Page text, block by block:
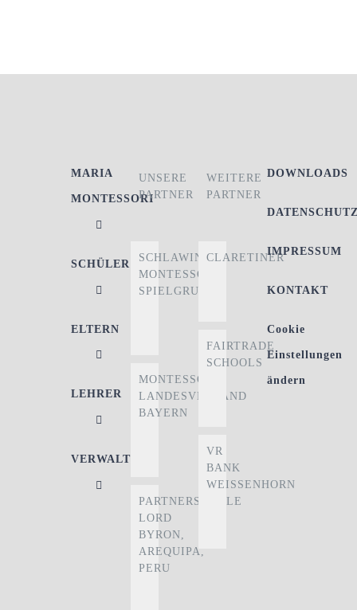
MARIA
MONTESSORI
SCHÜLER
ELTERN
LEHRER
VERWALTUNG
UNSERE
PARTNER
SCHLAWINER
MONTESSORI-
SPIELGRUPPE
MONTESSORI
LANDESVERBAND
BAYERN
PARTNERSCHULE
LORD
BYRON,
AREQUIPA,
PERU
WEITERE
PARTNER
CLARETINER
FAIRTRADE
SCHOOLS
VR
BANK
WEISSENHORN
DOWNLOADS
IMPRESSUM
KONTAKT
Cookie
Einstellungen
ändern